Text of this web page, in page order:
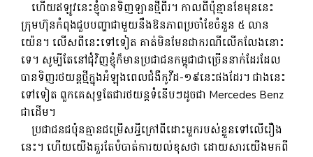
ហើយឥឡូវនេះខ្ញុំបានទិញឡានថ្មីពីរ។ កាលពីប៉ុន្មានខែមុននេះ
ក្រុមហ៊ុនកំពុងជួបបញ្ហាជាមួយនឹងឱនភាពប្រចាំខែចំនួន ៥ លាន
យ៉េន។ លើសពីនេះទៅទៀត គាត់មិនមែនជាករណីលើកលែងនោះ
ទេ។ សូម្បី​តែ​នៅ​ជុំវិញ​ខ្ញុំ​ក៏​មាន​ប្រជាជន​កម្ពុជា​ជា​ច្រើន​នាក់​ដែរ​ដែល​
បាន​ទិញ​រថយន្ត​ថ្មី​ក្នុង​អំឡុង​ពេល​ជំងឺ​កូវីដ-១៩​នេះផងដែរ។ ជាងនេះ
ទៅទៀត ពួកគេសុទ្ធតែជារថយន្តទំនើបៗដូចជា Mercedes Benz
ជាដើម។
ប្រជាជន​ជប៉ុន​គ្មាន​ជម្រើស​អ្វី​ក្រៅ​ពី​ដោះ​មួក​របស់​ខ្លួន​ទៅ​លើ​រឿង​
នេះ។ ហើយ​យើង​គួរ​តែ​បំបាត់​ការ​យល់​ខុស​ថា ដោយសារ​យើង​មក​ពី​